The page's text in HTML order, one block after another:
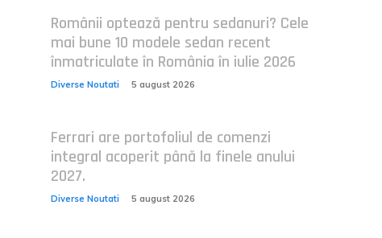
Românii optează pentru sedanuri? Cele
mai bune 10 modele sedan recent
înmatriculate în România în iulie 2026
Diverse Noutati 5 august 2026
Ferrari are portofoliul de comenzi
integral acoperit până la finele anului
2027.
Diverse Noutati 5 august 2026